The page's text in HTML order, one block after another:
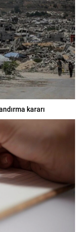
kararı